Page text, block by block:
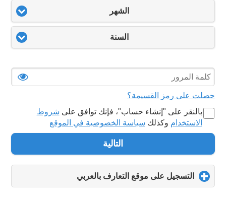
الشهر
السنة
حصلت على رمز القسيمة؟
بالنقر على "‏إنشاء حساب‏"، فإنك توافق على شروط
الاستخدام وكذلك سياسة الخصوصية في الموقع
التالية
التسجيل على موقع التعارف بالعربي
to